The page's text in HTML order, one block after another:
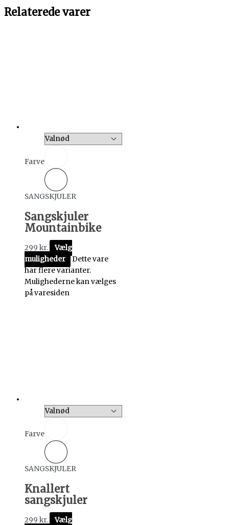
Relaterede varer
Farve
SANGSKJULER
Sangskjuler
Mountainbike
299 kr.
Vælg
muligheder
Dette vare
har flere varianter.
Mulighederne kan vælges
på varesiden
Farve
SANGSKJULER
Knallert
sangskjuler
299 kr. Vælg